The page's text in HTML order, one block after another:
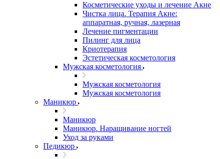
Косметические уходы и лечение Акне
Чистка лица. Терапия Акне:
аппаратная, ручная, лазерная
Лечение пигментации
Пилинг для лица
Криотерапия
Эстетическая косметология
Мужская косметология
Мужская косметология
Мужская косметология
Маникюр
Маникюр
Маникюр. Наращивание ногтей
Уход за руками
Педикюр